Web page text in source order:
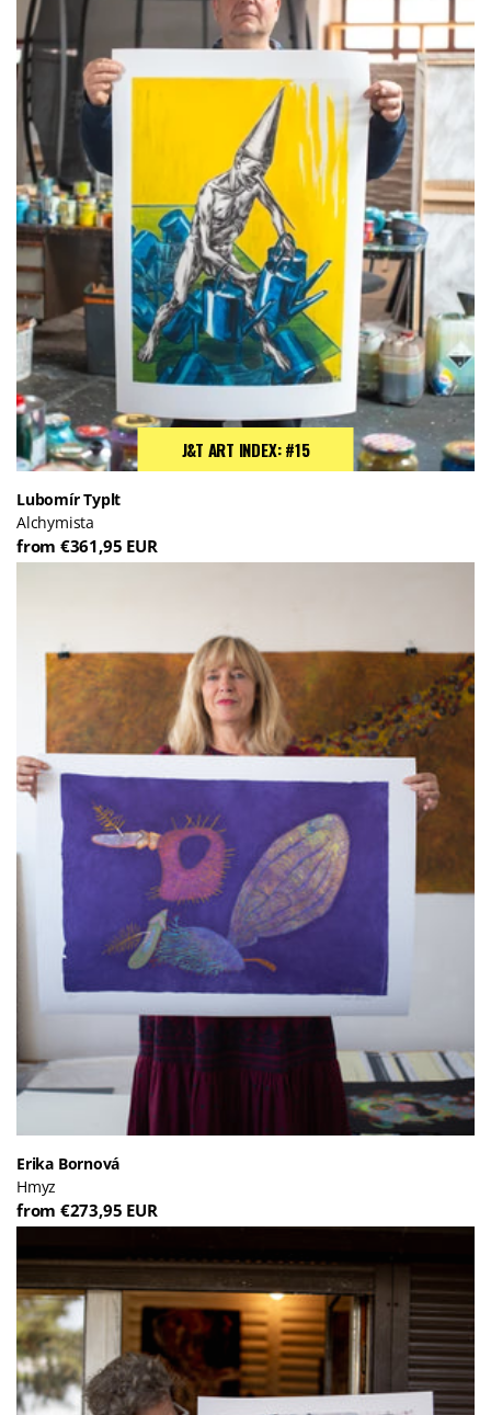
J&T ART INDEX: #15
Lubomír Typlt
Alchymista
from €361,95 EUR
Erika Bornová
Hmyz
from €273,95 EUR